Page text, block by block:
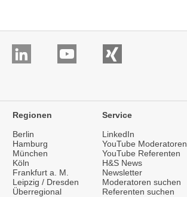
Regionen
Berlin
Hamburg
München
Köln
Frankfurt a. M.
Leipzig / Dresden
Überregional
Service
LinkedIn
YouTube Moderatoren
YouTube Referenten
H&S News
Newsletter
Moderatoren suchen
Referenten suchen